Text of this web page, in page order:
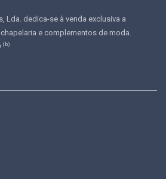
Lda. dedica-se à venda exclusiva a
e complementos de moda.
(b)